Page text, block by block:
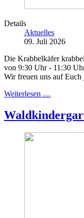
Details
Aktuelles
09. Juli 2026
Die Krabbelkäfer
von 9:30 Uhr - 11:30
Wir freuen uns auf Euch
Weiterlesen …